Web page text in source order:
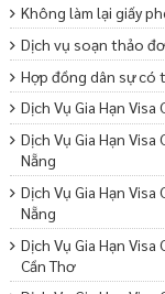
Không làm lại giấy
Dịch vụ soạn thảo
Hợp đồng dân sự có
Dịch Vụ Gia Hạn
Dịch Vụ Gia Hạn
Nẵng
Dịch Vụ Gia Hạn
Nẵng
Dịch Vụ Gia Hạn
Cần Thơ